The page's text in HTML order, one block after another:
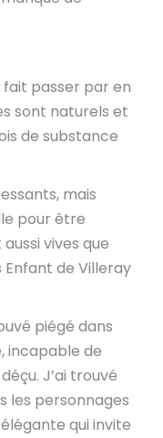
fait passer par en
sont naturels et
de substance
mais
pour être
vives que
Enfant de Villeray
piégé dans
incapable de
J’ai trouvé
les personnages
qui invite